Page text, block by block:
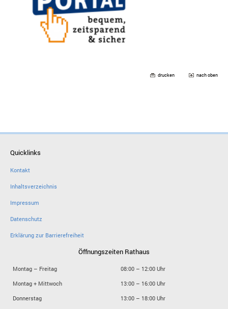
drucken nach oben
Quicklinks
Kontakt
Inhaltsverzeichnis
Impressum
Datenschutz
Erklärung zur Barrierefreiheit
Öffnungszeiten Rathaus
Montag – Freitag
08:00 – 12:00 Uhr
Montag + Mittwoch
13:00 – 16:00 Uhr
Donnerstag
13:00 – 18:00 Uhr